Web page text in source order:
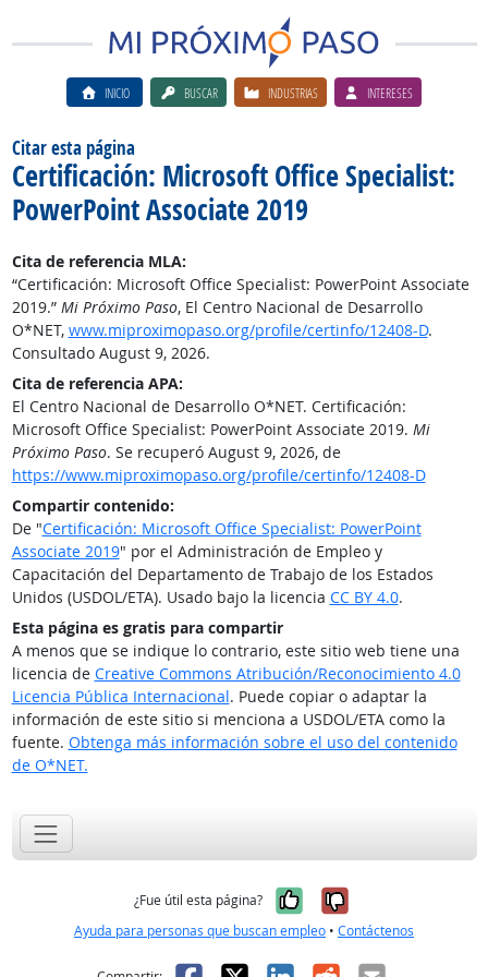
INICIO BUSCAR INDUSTRIAS INTERESES
Citar esta página
Certificación: Microsoft Office Specialist:
PowerPoint Associate 2019
Cita de referencia MLA:
“Certificación: Microsoft Office Specialist: PowerPoint Associate
2019.” Mi Próximo Paso, El Centro Nacional de Desarrollo
O*NET, www.miproximopaso.org/profile/certinfo/12408-D.
Consultado August 9, 2026.
Cita de referencia APA:
El Centro Nacional de Desarrollo O*NET. Certificación:
Microsoft Office Specialist: PowerPoint Associate 2019. Mi
Próximo Paso. Se recuperó August 9, 2026, de
https://www.miproximopaso.org/profile/certinfo/12408-D
Compartir contenido:
De "Certificación: Microsoft Office Specialist: PowerPoint
Associate 2019" por el Administración de Empleo y
Capacitación del Departamento de Trabajo de los Estados
Unidos (USDOL/ETA). Usado bajo la licencia CC BY 4.0.
Esta página es gratis para compartir
A menos que se indique lo contrario, este sitio web tiene una
licencia de Creative Commons Atribución/Reconocimiento 4.0
Licencia Pública Internacional. Puede copiar o adaptar la
información de este sitio si menciona a USDOL/ETA como la
fuente. Obtenga más información sobre el uso del contenido
de O*NET.
¿Fue útil esta página? Sí, fue útil
No, no fue
Ayuda para personas que buscan empleo • Contáctenos